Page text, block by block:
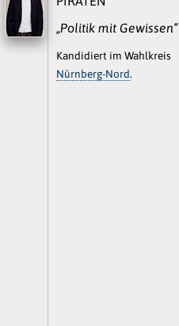
„Politik mit Gewissen“
Kandidiert im Wahlkreis
Nürnberg-Nord.